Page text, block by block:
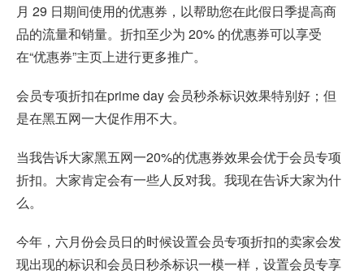
月 29 日期间使用的优惠券，以帮助您在此假日季提高商
品的流量和销量。折扣至少为 20% 的优惠券可以享受
在“优惠券”主页上进行更多推广。
会员专项折扣在prime day 会员秒杀标识效果特别好；但
是在黑五网一大促作用不大。
当我告诉大家黑五网一20%的优惠券效果会优于会员专项
折扣。大家肯定会有一些人反对我。我现在告诉大家为什
么。
今年，六月份会员日的时候设置会员专项折扣的卖家会发
现出现的标识和会员日秒杀标识一模一样，设置会员专享